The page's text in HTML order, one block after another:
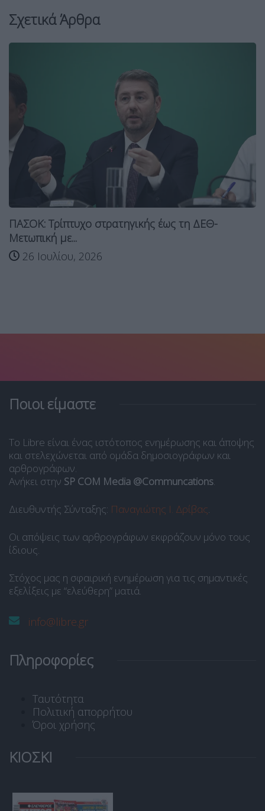
Σχετικά Άρθρα
ΠΑΣΟΚ: Τρίπτυχο στρατηγικής έως τη ΔΕΘ-
Μετωπική με...
26 Ιουλίου, 2026
Ποιοι είμαστε
Το Libre είναι ένας ιστότοπος ενημέρωσης και άποψης
και στελεχώνεται από ομάδα δημοσιογράφων και
αρθρογράφων.
Ανήκει στην SP COM Media @Communcations.
Διευθυντής Σύνταξης: Παναγιώτης Ι. Δρίβας.
Οι απόψεις των αρθρογράφων εκφράζουν μόνο τους
ίδιους.
Στόχος μας η σφαιρική ενημέρωση για τις σημαντικές
εξελίξεις με “ελεύθερη” ματιά.
info@libre.gr
Πληροφορίες
Ταυτότητα
Πολιτική απορρήτου
Όροι χρήσης
ΚΙΟΣΚΙ